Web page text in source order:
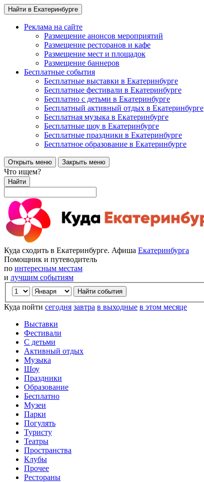
Найти в Екатеринбурге
Реклама на сайте
Размещение анонсов мероприятий
Размещение ресторанов и кафе
Размещение мест и площадок
Размещение баннеров
Бесплатные события
Бесплатные выставки в Екатеринбурге
Бесплатные фестивали в Екатеринбурге
Бесплатно с детьми в Екатеринбурге
Бесплатный активный отдых в Екатеринбурге
Бесплатная музыка в Екатеринбурге
Бесплатные шоу в Екатеринбурге
Бесплатные праздники в Екатеринбурге
Бесплатное образование в Екатеринбурге
Открыть меню Закрыть меню
Что ищем?
Найти
Куда сходить в Екатеринбурге. Афиша Екатеринбурга
Помощник и путеводитель
по интересным местам
и лучшим событиям
Куда пойти сегодня завтра в выходные в этом месяце
Выставки
Фестивали
С детьми
Активный отдых
Музыка
Шоу
Праздники
Образование
Бесплатно
Музеи
Парки
Погулять
Туристу
Театры
Пространства
Клубы
Прочее
Рестораны